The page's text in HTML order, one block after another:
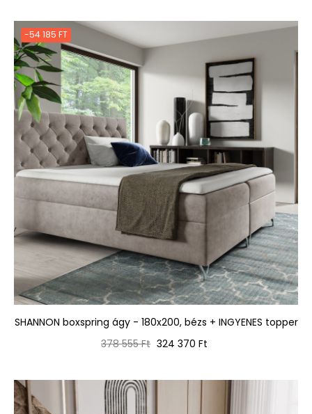
-54 185 FT
SHANNON boxspring ágy - 180x200, bézs + INGYENES topper
Normál
378 555 Ft Ár
324 370 Ft